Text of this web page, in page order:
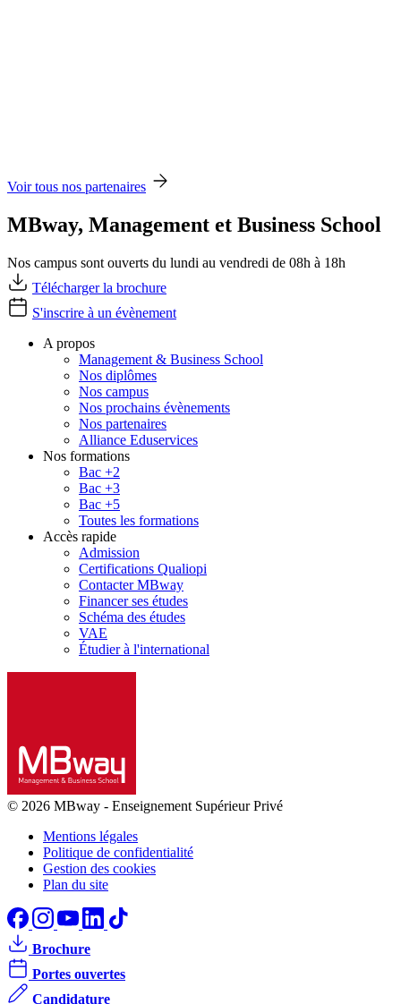
Voir tous nos partenaires
MBway, Management et Business School
Nos campus sont ouverts du lundi au vendredi de 08h à 18h
Télécharger la brochure
S'inscrire à un évènement
A propos
Management & Business School
Nos diplômes
Nos campus
Nos prochains évènements
Nos partenaires
Alliance Eduservices
Nos formations
Bac +2
Bac +3
Bac +5
Toutes les formations
Accès rapide
Admission
Certifications Qualiopi
Contacter MBway
Financer ses études
Schéma des études
VAE
Étudier à l'international
© 2026 MBway - Enseignement Supérieur Privé
Mentions légales
Politique de confidentialité
Gestion des cookies
Plan du site
Brochure
Portes ouvertes
Candidature